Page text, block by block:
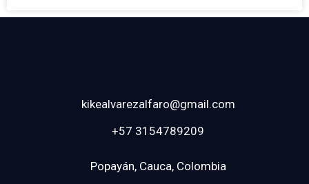
kikealvarezalfaro@gmail.com
+57 3154789209
Popayán, Cauca, Colombia